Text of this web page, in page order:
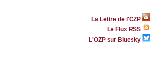
La Lettre de l'OZP
Le Flux RSS
L'OZP sur Bluesky